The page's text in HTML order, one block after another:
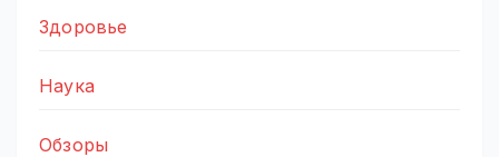
Здоровье
Наука
Обзоры